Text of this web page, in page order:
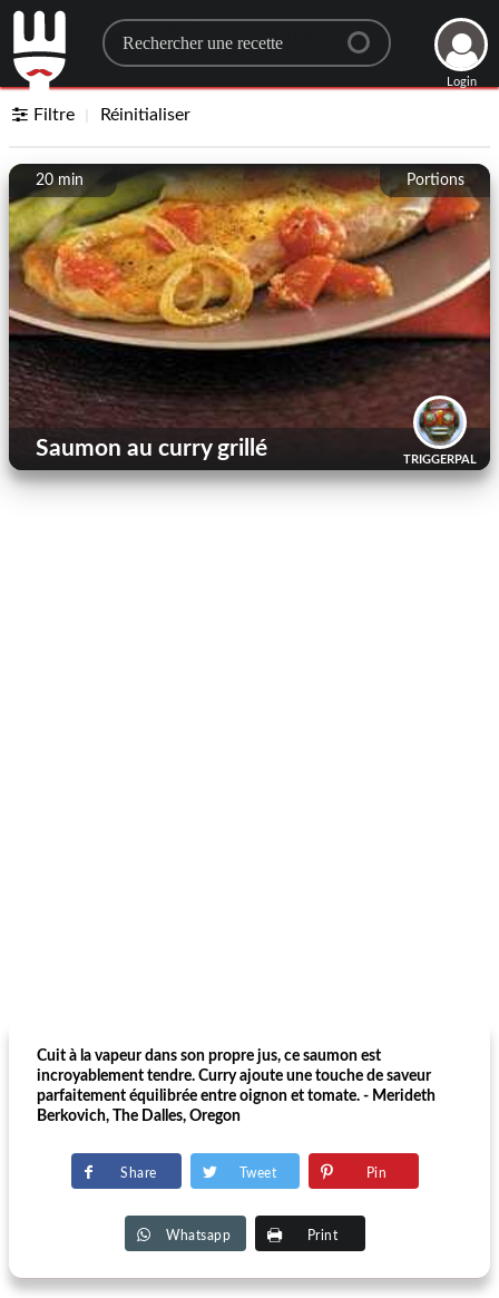
Search for a recipe
Login
Filtre Réinitialiser
Portions
20 min
TRIGGERPAL
Saumon au curry grillé
Cuit à la vapeur dans son propre jus, ce saumon est
incroyablement tendre. Curry ajoute une touche de saveur
parfaitement équilibrée entre oignon et tomate. - Merideth
Berkovich, The Dalles, Oregon
Share Tweet Pin
Whatsapp Print